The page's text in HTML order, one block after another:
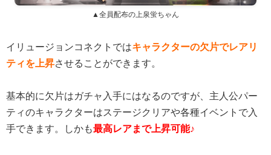
▲全員配布の上泉蛍ちゃん
イリュージョンコネクトではキャラクターの欠片でレアリ
ティを上昇させることができます。
基本的に欠片はガチャ入手にはなるのですが、主人公パー
ティのキャラクターはステージクリアや各種イベントで入
手できます。しかも最高レアまで上昇可能♪